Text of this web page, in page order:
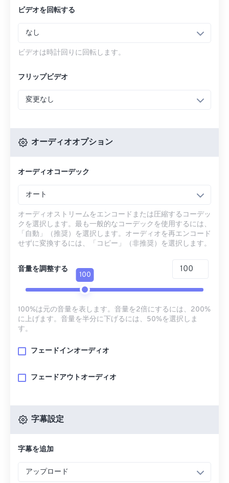
ビデオを回転する
なし
ビデオは時計回りに回転します。
フリップビデオ
変更なし
オーディオオプション
オーディオコーデック
オート
オーディオストリームをエンコードまたは圧縮するコーデッ
クを選択します。最も一般的なコーデックを使用するには、
「自動」（推奨）を選択します。オーディオを再エンコード
せずに変換するには、「コピー」（非推奨）を選択します。
音量を調整する
100
100%は元の音量を表します。音量を2倍にするには、200%
に上げます。音量を半分に下げるには、50%を選択しま
す。
フェードインオーディオ
フェードアウトオーディオ
字幕設定
字幕を追加
アップロード